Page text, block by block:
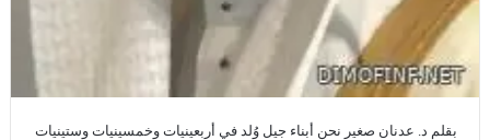
بقلم د. عدنان صغير نحن أبناء جيل وُلد في أربعينيات وخمسينيات وستينيات